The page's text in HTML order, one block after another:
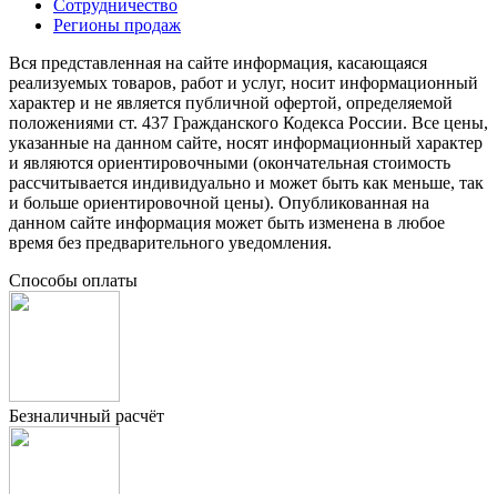
Сотрудничество
Регионы продаж
Вся представленная на сайте информация, касающаяся
реализуемых товаров, работ и услуг, носит информационный
характер и не является публичной офертой, определяемой
положениями ст. 437 Гражданского Кодекса России. Все цены,
указанные на данном сайте, носят информационный характер
и являются ориентировочными (окончательная стоимость
рассчитывается индивидуально и может быть как меньше, так
и больше ориентировочной цены). Опубликованная на
данном сайте информация может быть изменена в любое
время без предварительного уведомления.
Способы оплаты
Безналичный расчёт